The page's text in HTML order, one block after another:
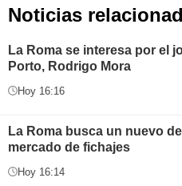
Noticias
La Roma se interesa por el
Porto, Rodrigo Mora
Hoy 16:16
La Roma busca un nuevo
mercado de fichajes
Hoy 16:14